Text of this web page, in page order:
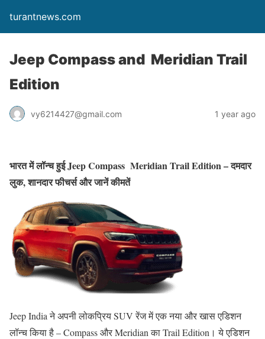
turantnews.com
Jeep Compass and Meridian Trail
Edition
vy6214427@gmail.com 1 year ago
भारत में लॉन्च हुई Jeep Compass Meridian Trail Edition – दमदार
लुक, शानदार फीचर्स और जानें कीमतें
Jeep India ने अपनी लोकप्रिय SUV रेंज में एक नया और खास एडिशन
लॉन्च किया है – Compass और Meridian का Trail Edition। ये एडिशन